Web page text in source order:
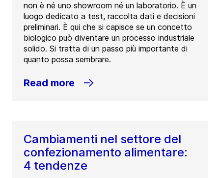
non è né uno showroom né un laboratorio. È un
luogo dedicato a test, raccolta dati e decisioni
preliminari. È qui che si capisce se un concetto
biologico può diventare un processo industriale
solido. Si tratta di un passo più importante di
quanto possa sembrare.
Read more
Cambiamenti nel settore del
confezionamento alimentare:
4 tendenze